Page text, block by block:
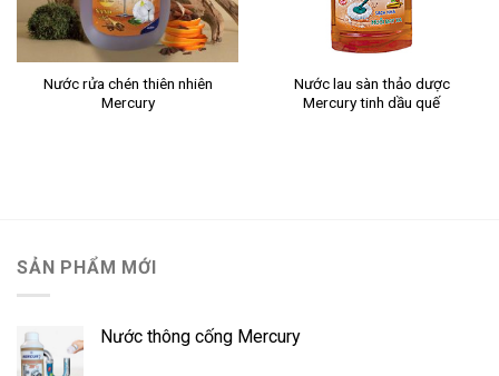
Nước rửa chén thiên nhiên
Mercury
Nước lau sàn thảo dược
Mercury tinh dầu quế
SẢN PHẨM MỚI
Nước thông cống Mercury